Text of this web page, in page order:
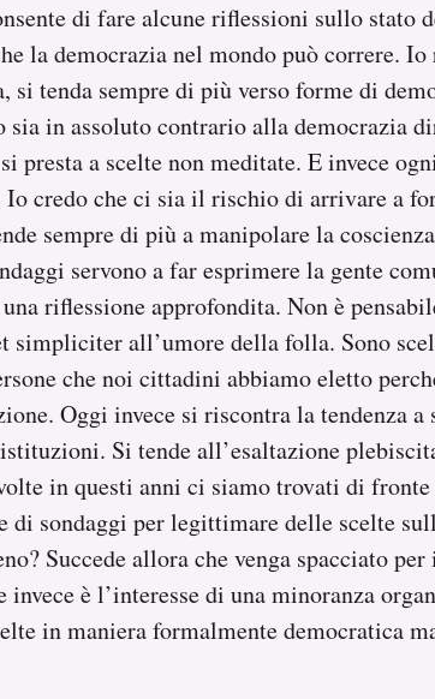
di fare alcune riflessioni sullo stato
la democrazia nel mondo può correre. Io
si tenda sempre di più verso forme di
in assoluto contrario alla democrazia
presta a scelte non meditate. E invece
Io credo che ci sia il rischio di arrivare a
sempre di più a manipolare la
servono a far esprimere la gente
riflessione approfondita. Non è
simpliciter all’umore della folla. Sono
che noi cittadini abbiamo eletto
Oggi invece si riscontra la tendenza a
Si tende all’esaltazione
in questi anni ci siamo trovati di
sondaggi per legittimare delle scelte
Succede allora che venga spacciato
è l’interesse di una minoranza
in maniera formalmente democratica